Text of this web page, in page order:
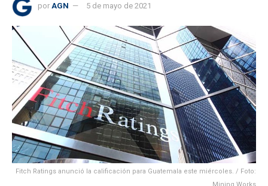
por AGN 5 de mayo de 2021
Fitch Ratings anunció la calificación para Guatemala este miércoles. / Foto: